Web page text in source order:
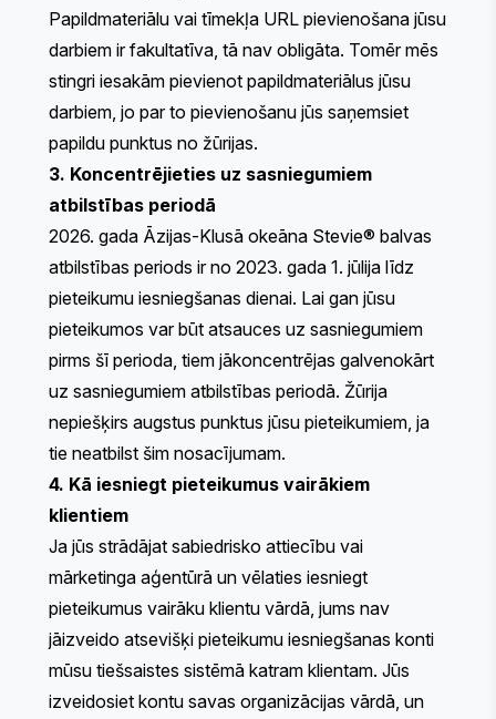
Papildmateriālu vai tīmekļa URL pievienošana jūsu
darbiem ir fakultatīva, tā nav obligāta. Tomēr mēs
stingri iesakām pievienot papildmateriālus jūsu
darbiem, jo par to pievienošanu jūs saņemsiet
papildu punktus no žūrijas.
3. Koncentrējieties uz sasniegumiem
atbilstības periodā
2026. gada Āzijas-Klusā okeāna Stevie® balvas
atbilstības periods ir no 2023. gada 1. jūlija līdz
pieteikumu iesniegšanas dienai. Lai gan jūsu
pieteikumos var būt atsauces uz sasniegumiem
pirms šī perioda, tiem jākoncentrējas galvenokārt
uz sasniegumiem atbilstības periodā. Žūrija
nepiešķirs augstus punktus jūsu pieteikumiem, ja
tie neatbilst šim nosacījumam.
4. Kā iesniegt pieteikumus vairākiem
klientiem
Ja jūs strādājat sabiedrisko attiecību vai
mārketinga aģentūrā un vēlaties iesniegt
pieteikumus vairāku klientu vārdā, jums nav
jāizveido atsevišķi pieteikumu iesniegšanas konti
mūsu tiešsaistes sistēmā katram klientam. Jūs
izveidosiet kontu savas organizācijas vārdā, un